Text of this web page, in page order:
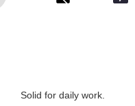
Solid for daily work.